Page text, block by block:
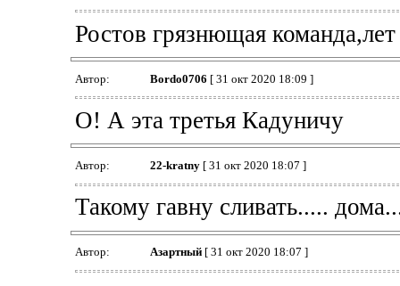
Ростов грязнющая
Автор: Bordo0706 [ 31 окт 2020 18:09 ]
О! А эта третья Кадуничу
Автор: 22-kratny[ 31 окт 2020 18:07 ]
Такому гавну сливать.....
Автор: Азартный[ 31 окт 2020 18:07 ]